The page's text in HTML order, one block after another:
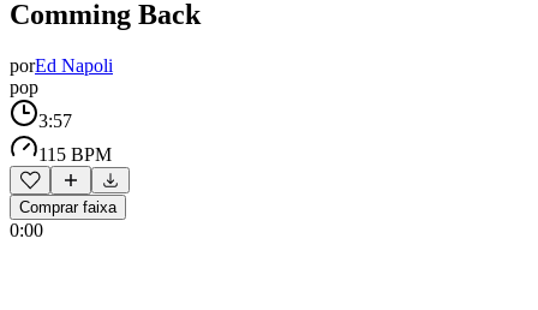
Comming Back
porEd Napoli
pop
3:57
115 BPM
Comprar faixa
0:00